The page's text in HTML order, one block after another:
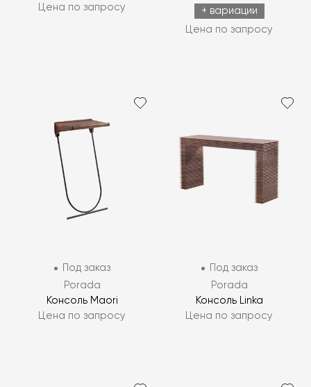
Цена по запросу
+ вариации
Цена по запросу
Под заказ
Porada
Консоль Maori
Цена по запросу
Под заказ
Porada
Консоль Linka
Цена по запросу